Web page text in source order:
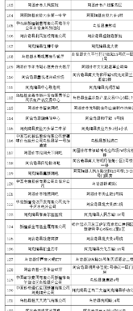
分享:
打印本页
各县（市）网站
地州市政府 区政
省区市政府 国家
主办：克孜勒苏柯尔克孜自治州人民政府办
承办：克孜勒苏柯尔克孜自治州政务公开信